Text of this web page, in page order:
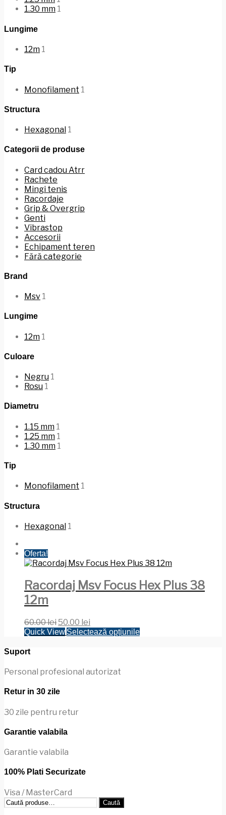
1.30 mm 1
Lungime
12m 1
Tip
Monofilament 1
Structura
Hexagonal 1
Categorii de produse
Card cadou Atrr
Rachete
Mingi tenis
Racordaje
Grip & Overgrip
Genti
Vibrastop
Accesorii
Echipament teren
Fără categorie
Brand
Msv 1
Lungime
12m 1
Culoare
Negru 1
Rosu 1
Diametru
1.15 mm 1
1.25 mm 1
1.30 mm 1
Tip
Monofilament 1
Structura
Hexagonal 1
Oferta!
Racordaj Msv Focus Hex Plus 38
12m
60.00lei Prețul
inițial
50.00 lei
curent
Quick View Selectează opțiunileAcest
Suport
Personal profesional autorizat
Retur in 30 zile
30 zile pentru retur
Garantie valabila
Garantie valabila
100% Plati Securizate
Visa / MasterCard
Caută
după:
Caută